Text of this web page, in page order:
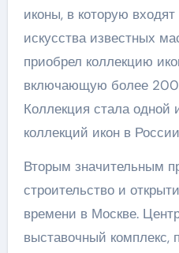
иконы, в которую
искусства известных
приобрел коллекцию
включающую более
Коллекция стала одной
коллекций икон в
Вторым значительным
строительство и
времени в Москве.
выставочный комплекс,